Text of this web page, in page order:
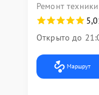
Ремонт
5,0
Открыто до
Маршрут